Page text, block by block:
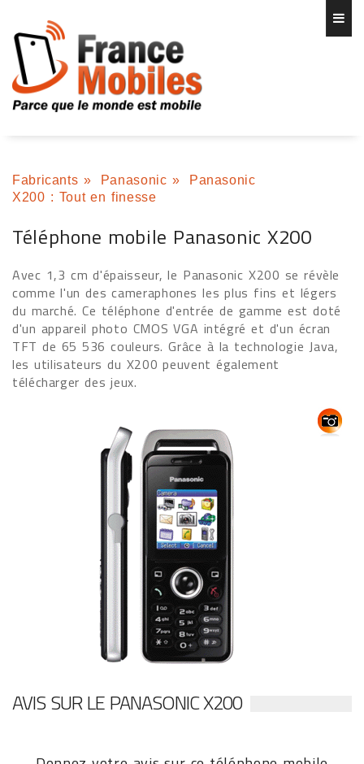
Fabricants » Panasonic »
Panasonic
X200 : Tout en finesse
Téléphone mobile Panasonic X200
Avec 1,3 cm d'épaisseur, le Panasonic X200 se révèle
comme l'un des cameraphones les plus fins et légers
du marché. Ce téléphone d'entrée de gamme est doté
d'un appareil photo CMOS VGA intégré et d'un écran
TFT de 65 536 couleurs. Grâce à la technologie Java,
les utilisateurs du X200 peuvent également
télécharger des jeux.
AVIS SUR LE PANASONIC X200